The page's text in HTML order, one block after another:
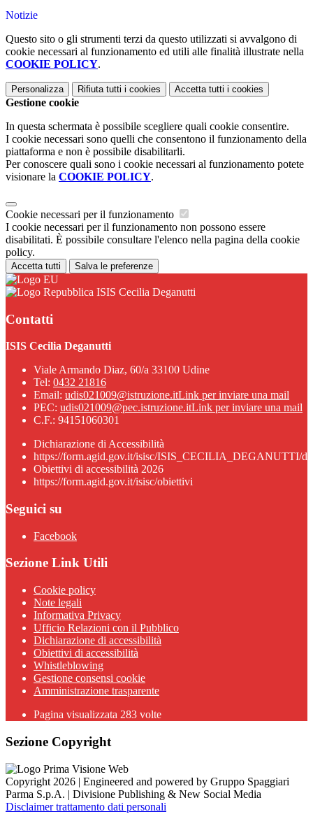
Notizie
Questo sito o gli strumenti terzi da questo utilizzati si avvalgono di
cookie necessari al funzionamento ed utili alle finalità illustrate nella
COOKIE POLICY.
Personalizza Rifiuta tutti i cookies Accetta tutti i cookies
Gestione cookie
In questa schermata è possibile scegliere quali cookie consentire.
I cookie necessari sono quelli che consentono il funzionamento della
piattaforma e non è possibile disabilitarli.
Per conoscere quali sono i cookie necessari al funzionamento potete
visionare la COOKIE POLICY.
Cookie necessari per il funzionamento
I cookie necessari per il funzionamento non possono essere
disabilitati. È possibile consultare l'elenco nella pagina della cookie
policy.
Accetta tutti Salva le preferenze
ISIS Cecilia Deganutti
Contatti
ISIS Cecilia Deganutti
Viale Armando Diaz, 60/a 33100 Udine
Tel: 0432 21816
Email: udis021009@istruzione.itLink per inviare una mail
PEC: udis021009@pec.istruzione.itLink per inviare una mail
C.F.: 94151060301
Dichiarazione di Accessibilità
https://form.agid.gov.it/isisc/ISIS_CECILIA_DEGANUTTI/
Obiettivi di accessibilità 2026
https://form.agid.gov.it/isisc/obiettivi
Seguici su
Facebook
Sezione Link Utili
Cookie policy
Note legali
Informativa Privacy
Ufficio Relazioni con il Pubblico
Dichiarazione di accessibilità
Obiettivi di accessibilità
Whistleblowing
Gestione consensi cookie
Amministrazione trasparente
Pagina visualizzata 283 volte
Sezione Copyright
Copyright 2026 | Engineered and powered by Gruppo Spaggiari
Parma S.p.A. | Divisione Publishing & New Social Media
Disclaimer trattamento dati personali